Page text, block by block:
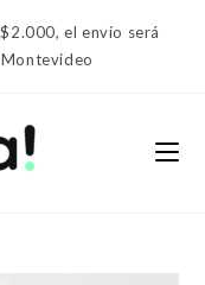
el envío será